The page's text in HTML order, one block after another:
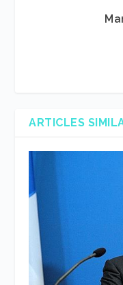
ARTICLES